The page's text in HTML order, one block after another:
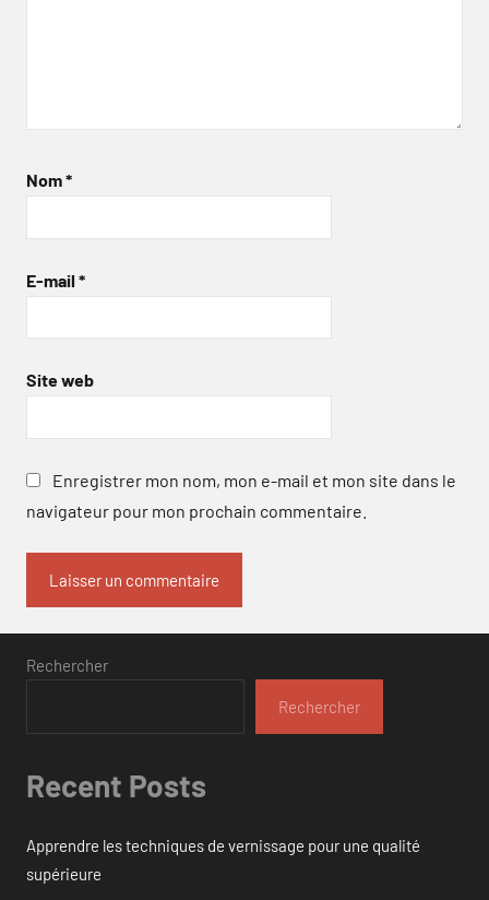
Nom*
E-mail *
Site web
Enregistrer mon nom, mon e-mail et mon site dans le
navigateur pour mon prochain commentaire.
Rechercher
Rechercher
Recent Posts
Apprendre les techniques de vernissage pour une qualité
supérieure